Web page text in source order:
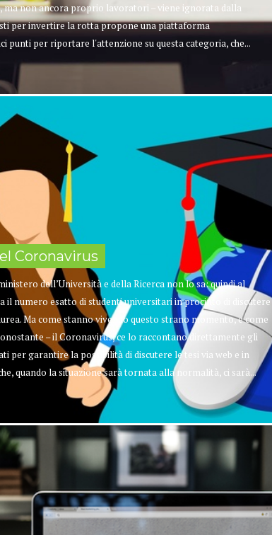
ma non ancora proprio lavoratori – viene ignorata dalla
per invertire la rotta propone una piattaforma
punti per riportare l'attenzione su questa categoria, che...
Coronavirus
dell’Università e della Ricerca non lo sa: quindi al
il numero esatto di studenti universitari in procinto di discutere
Ma come stanno vivendo questo strano momento, e come
– il Coronavirus, ce lo raccontano direttamente gli
per garantire la possibilità di discutere le tesi via web e in
quando la situazione sarà tornata alla normalità, ci sarà...